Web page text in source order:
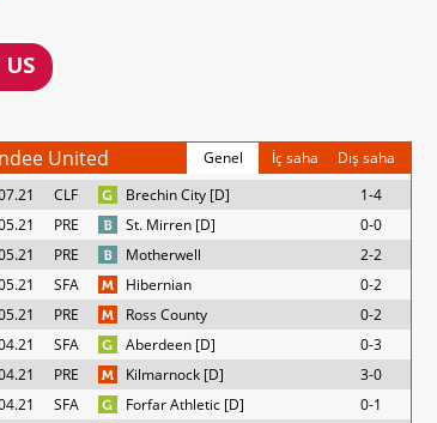
United Genel İç saha
Dış saha
CLF Brechin City [D]
1-4
PRE St. Mirren [D]
0-0
PRE Motherwell
2-2
SFA Hibernian
0-2
PRE Ross County
0-2
SFA Aberdeen [D]
0-3
PRE Kilmarnock [D]
3-0
SFA Forfar Athletic [D]
0-1